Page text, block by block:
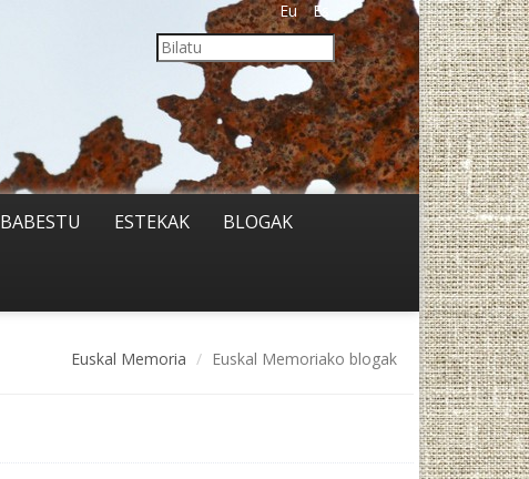
Eu Es
BABESTU ESTEKAK BLOGAK
Euskal Memoria Euskal Memoriako blogak